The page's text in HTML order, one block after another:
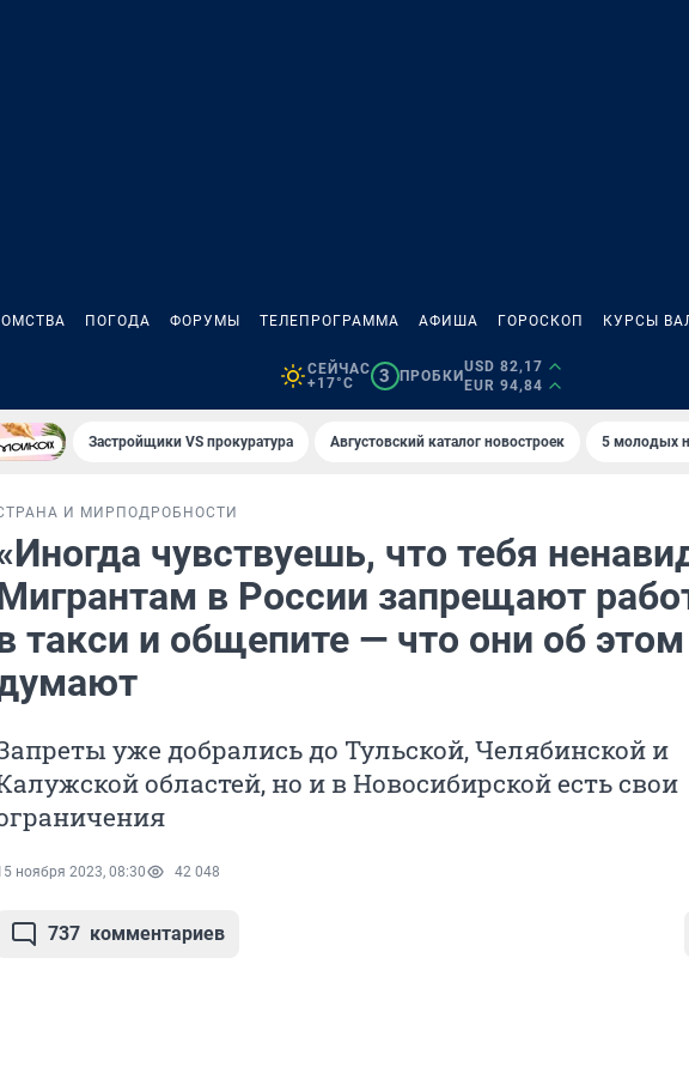
ПОГОДА ФОРУМЫ ТЕЛЕПРОГРАММА АФИША ГОРОСКОП КУРСЫ
СЕЙЧАС
+17°C
3 ПРОБКИ
USD 82,17
EUR 94,84
Застройщики VS прокуратура Августовский каталог новостроек 5 молодых
И МИР ПОДРОБНОСТИ
чувствуешь, что тебя
в России запрещают
такси и общепите — что они об этом
уже добрались до Тульской, Челябинской и
областей, но и в Новосибирской есть свои
ноября 2023, 08:30 42 048
737 комментариев